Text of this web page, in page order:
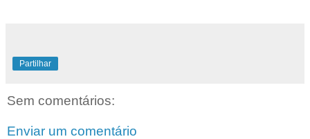
Partilhar
Sem comentários:
Enviar um comentário